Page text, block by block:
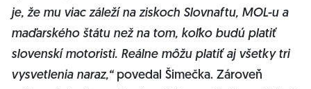
je, že mu viac záleží na ziskoch Slovnaftu, MOL-u a
maďarského štátu než na tom, koľko budú platiť
slovenskí motoristi. Reálne môžu platiť aj všetky tri
vysvetlenia naraz,“povedal Šimečka. Zároveň